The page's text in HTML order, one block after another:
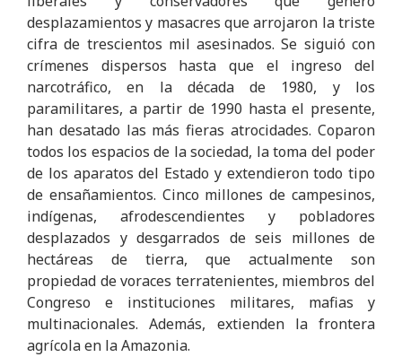
desplazamientos y masacres que arrojaron la triste
cifra de trescientos mil asesinados. Se siguió con
crímenes dispersos hasta que el ingreso del
narcotráfico, en la década de 1980, y los
paramilitares, a partir de 1990 hasta el presente,
han desatado las más fieras atrocidades. Coparon
todos los espacios de la sociedad, la toma del poder
de los aparatos del Estado y extendieron todo tipo
de ensañamientos. Cinco millones de campesinos,
indígenas, afrodescendientes y pobladores
desplazados y desgarrados de seis millones de
hectáreas de tierra, que actualmente son
propiedad de voraces terratenientes, miembros del
Congreso e instituciones militares, mafias y
multinacionales. Además, extienden la frontera
agrícola en la Amazonia.